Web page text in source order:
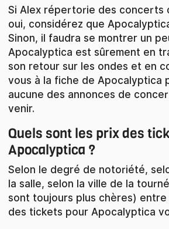
Si Alex répertorie des concerts
oui, considérez que
Sinon, il faudra se montrer un
Apocalyptica est sûrement en
son retour sur les ondes et en
vous à la fiche de Apocalyptica
aucune des annonces de
venir.
Quels sont les prix des tickets de
Apocalyptica ?
Selon le degré de notoriété,
la salle, selon la ville de la
sont toujours plus chères)
des tickets pour Apocalyptica